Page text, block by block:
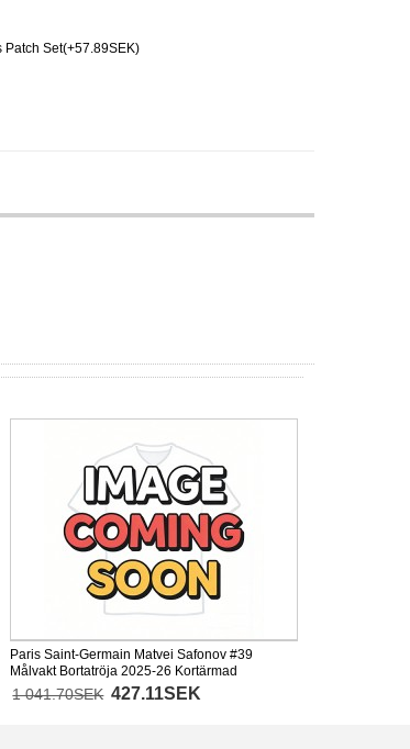
Patch Set(+57.89SEK)
Paris Saint-Germain Matvei Safonov #39
Målvakt Bortatröja 2025-26 Kortärmad
1 041.70SEK 427.11SEK